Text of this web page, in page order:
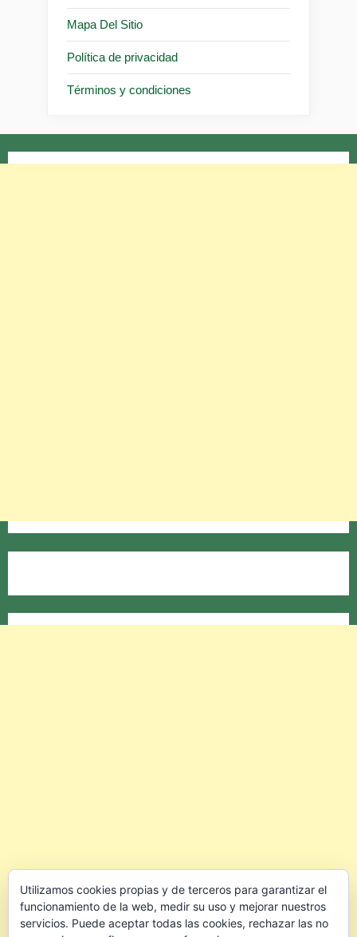
Mapa Del Sitio
Política de privacidad
Términos y condiciones
Utilizamos cookies propias y de terceros para garantizar el
funcionamiento de la web, medir su uso y mejorar nuestros
servicios. Puede aceptar todas las cookies, rechazar las no